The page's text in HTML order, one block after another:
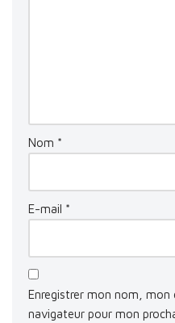
Nom *
E-mail *
Enregistrer mon nom,
navigateur pour mon